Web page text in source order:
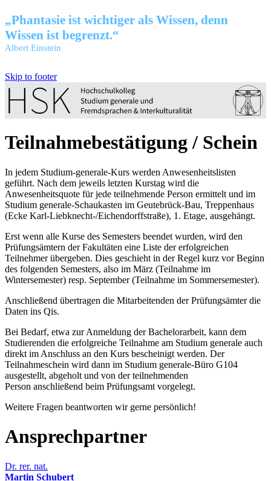
„Phantasie ist wichtiger als Wissen, denn
Wissen ist begrenzt.“
Albert Einstein
Skip to footer
Teilnahmebestätigung / Schein
In jedem Studium-generale-Kurs werden Anwesenheitslisten
geführt. Nach dem jeweils letzten Kurstag wird die
Anwesenheitsquote für jede teilnehmende Person ermittelt und im
Studium generale-Schaukasten im Geutebrück-Bau, Treppenhaus
(Ecke Karl-Liebknecht-/Eichendorffstraße), 1. Etage, ausgehängt.
Erst wenn alle Kurse des Semesters beendet wurden, wird den
Prüfungsämtern der Fakultäten eine Liste der erfolgreichen
Teilnehmer übergeben. Dies geschieht in der Regel kurz vor Beginn
des folgenden Semesters, also im März (Teilnahme im
Wintersemester) resp. September (Teilnahme im Sommersemester).
Anschließend übertragen die Mitarbeitenden der Prüfungsämter die
Daten ins Qis.
Bei Bedarf, etwa zur Anmeldung der Bachelorarbeit, kann dem
Studierenden die erfolgreiche Teilnahme am Studium generale auch
direkt im Anschluss an den Kurs bescheinigt werden. Der
Teilnahmeschein wird dann im Studium generale-Büro G104
ausgestellt, abgeholt und von der teilnehmenden
Person anschließend beim Prüfungsamt vorgelegt.
Weitere Fragen beantworten wir gerne persönlich!
Ansprechpartner
Dr. rer. nat.
Martin Schubert